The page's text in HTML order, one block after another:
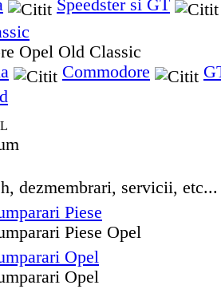
Speedster si GT
Opel Old Classic
Commodore
dezmembrari, servicii, etc...
Piese
Piese Opel
Opel
Opel